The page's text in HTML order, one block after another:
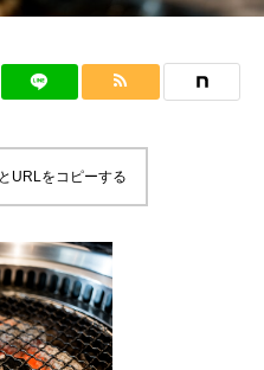
URLをコピーする